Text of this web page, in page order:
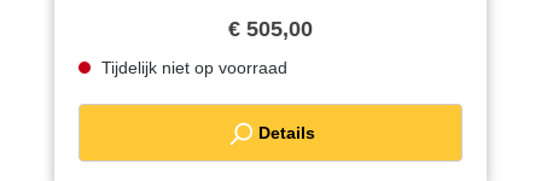
opstarten en gaan bakken. Daarvoor heeft u
alleen toegang nodig tot een
stroomaansluiting. Voor deze machine heeft
Mister Pop een eigen mix! Meer informatie
over deze mix vindt u in de rubriek
€ 505,00
Tijdelijk niet op voorraad
Details